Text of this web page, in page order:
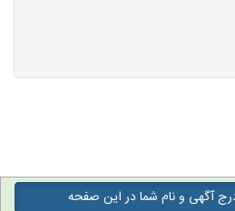
آگهی و نام شما در این صفحه